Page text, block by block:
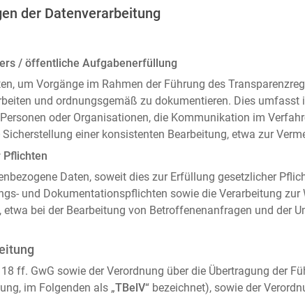
der Datenverarbeitung
/ öffentliche Aufgabenerfüllung
um Vorgänge im Rahmen der Führung des
und ordnungsgemäß zu dokumentieren. Dies umfasst
oder Organisationen, die Kommunikation im
einer konsistenten Bearbeitung, etwa zur
Pflichten
Daten, soweit dies zur Erfüllung gesetzlicher
und Dokumentationspflichten sowie die Verarbeitung
bei der Bearbeitung von Betroffenenanfragen und der
ff. GwG sowie der Verordnung über die Übertragung der
im Folgenden als „TBelV“ bezeichnet), sowie der